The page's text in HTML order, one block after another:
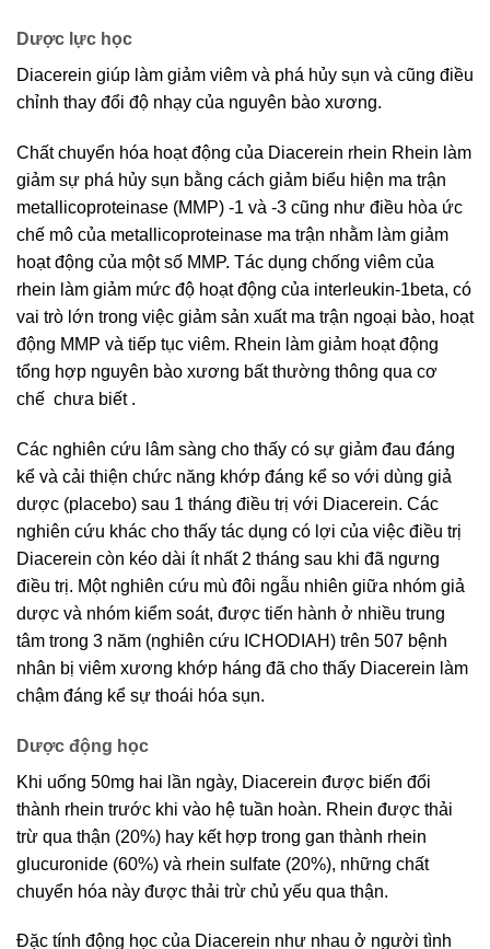
Dược lực học
Diacerein giúp làm giảm viêm và phá hủy sụn và cũng điều
chỉnh thay đổi độ nhạy của nguyên bào xương.
Chất chuyển hóa hoạt động của Diacerein rhein Rhein làm
giảm sự phá hủy sụn bằng cách giảm biểu hiện ma trận
metallicoproteinase (MMP) -1 và -3 cũng như điều hòa ức
chế mô của metallicoproteinase ma trận nhằm làm giảm
hoạt động của một số MMP. Tác dụng chống viêm của
rhein làm giảm mức độ hoạt động của interleukin-1beta, có
vai trò lớn trong việc giảm sản xuất ma trận ngoại bào, hoạt
động MMP và tiếp tục viêm. Rhein làm giảm hoạt động
tổng hợp nguyên bào xương bất thường thông qua cơ
chế chưa biết .
Các nghiên cứu lâm sàng cho thấy có sự giảm đau đáng
kể và cải thiện chức năng khớp đáng kể so với dùng giả
dược (placebo) sau 1 tháng điều trị với Diacerein. Các
nghiên cứu khác cho thấy tác dụng có lợi của việc điều trị
Diacerein còn kéo dài ít nhất 2 tháng sau khi đã ngưng
điều trị. Một nghiên cứu mù đôi ngẫu nhiên giữa nhóm giả
dược và nhóm kiểm soát, được tiến hành ở nhiều trung
tâm trong 3 năm (nghiên cứu ICHODIAH) trên 507 bệnh
nhân bị viêm xương khớp háng đã cho thấy Diacerein làm
chậm đáng kể sự thoái hóa sụn.
Dược động học
Khi uống 50mg hai lần ngày, Diacerein được biến đổi
thành rhein trước khi vào hệ tuần hoàn. Rhein được thải
trừ qua thận (20%) hay kết hợp trong gan thành rhein
glucuronide (60%) và rhein sulfate (20%), những chất
chuyển hóa này được thải trừ chủ yếu qua thận.
Đặc tính động học của Diacerein như nhau ở người tình